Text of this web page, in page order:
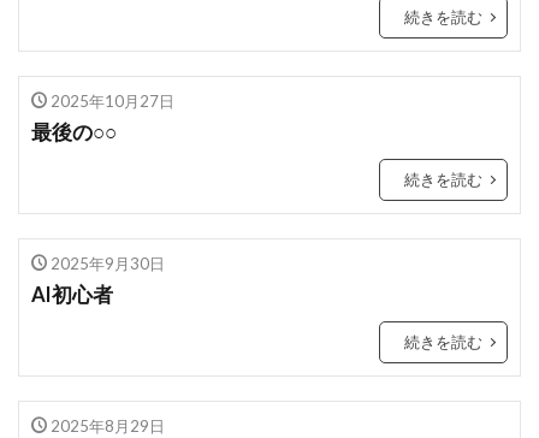
続きを読む
2025年10月27日
最後の○○
続きを読む
2025年9月30日
AI初心者
続きを読む
2025年8月29日